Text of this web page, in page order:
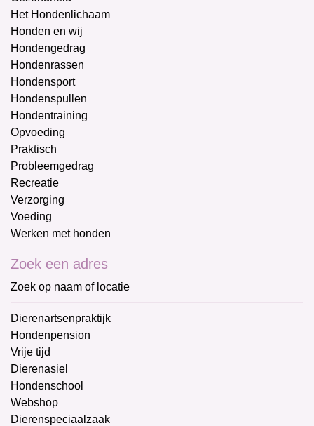
Het Hondenlichaam
Honden en wij
Hondengedrag
Hondenrassen
Hondensport
Hondenspullen
Hondentraining
Opvoeding
Praktisch
Probleemgedrag
Recreatie
Verzorging
Voeding
Werken met honden
Zoek een adres
Zoek op naam of locatie
Dierenartsenpraktijk
Hondenpension
Vrije tijd
Dierenasiel
Hondenschool
Webshop
Dierenspeciaalzaak